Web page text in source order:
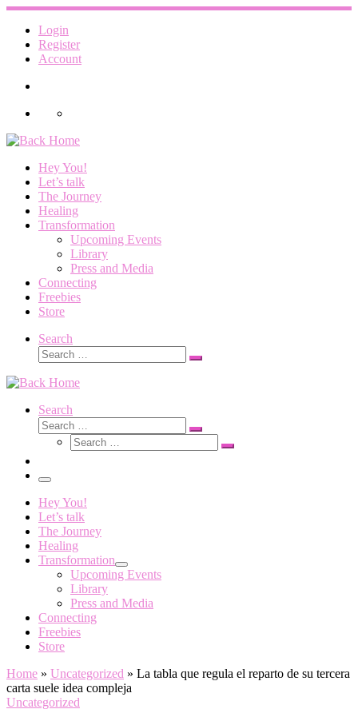
Skip
content
Login
Register
Account
Hey You!
Let’s talk
The Journey
Healing
Transformation
Upcoming Events
Library
Press and Media
Connecting
Freebies
Store
Search
Search
Search
Search
Search
Search
Search
Search
Menu
Hey You!
Let’s talk
The Journey
Healing
Transformation
Upcoming Events
Library
Press and Media
Connecting
Freebies
Store
Home » Uncategorized » La tabla que regula el reparto de su tercera
carta suele idea compleja
Uncategorized